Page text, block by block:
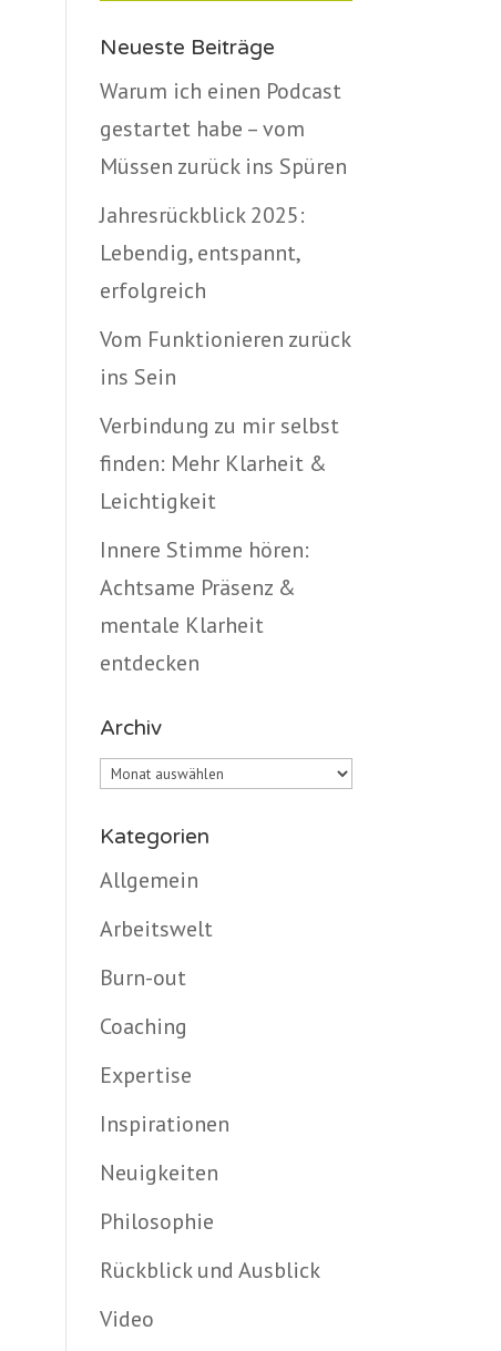
Neueste Beiträge
Warum ich einen Podcast
gestartet habe – vom
Müssen zurück ins Spüren
Jahresrückblick 2025:
Lebendig, entspannt,
erfolgreich
Vom Funktionieren zurück
ins Sein
Verbindung zu mir selbst
finden: Mehr Klarheit &
Leichtigkeit
Innere Stimme hören:
Achtsame Präsenz &
mentale Klarheit
entdecken
Archiv
Archiv
Kategorien
Allgemein
Arbeitswelt
Burn-out
Coaching
Expertise
Inspirationen
Neuigkeiten
Philosophie
Rückblick und Ausblick
Video